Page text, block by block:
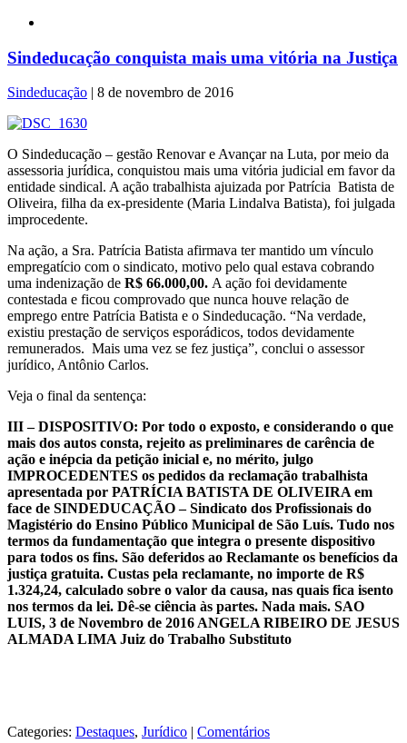
Sindeducação conquista mais uma vitória na Justiça
Sindeducação | 8 de novembro de 2016
O Sindeducação – gestão Renovar e Avançar na Luta, por meio da
assessoria jurídica, conquistou mais uma vitória judicial em favor da
entidade sindical. A ação trabalhista ajuizada por Patrícia Batista de
Oliveira, filha da ex-presidente (Maria Lindalva Batista), foi julgada
improcedente.
Na ação, a Sra. Patrícia Batista afirmava ter mantido um vínculo
empregatício com o sindicato, motivo pelo qual estava cobrando
uma indenização de R$ 66.000,00. A ação foi devidamente
contestada e ficou comprovado que nunca houve relação de
emprego entre Patrícia Batista e o Sindeducação. “Na verdade,
existiu prestação de serviços esporádicos, todos devidamente
remunerados. Mais uma vez se fez justiça”, conclui o assessor
jurídico, Antônio Carlos.
Veja o final da sentença:
III – DISPOSITIVO: Por todo o exposto, e considerando o que
mais dos autos consta, rejeito as preliminares de carência de
ação e inépcia da petição inicial e, no mérito, julgo
IMPROCEDENTES os pedidos da reclamação trabalhista
apresentada por PATRÍCIA BATISTA DE OLIVEIRA em
face de SINDEDUCAÇÃO – Sindicato dos Profissionais do
Magistério do Ensino Público Municipal de São Luís. Tudo nos
termos da fundamentação que integra o presente dispositivo
para todos os fins. São deferidos ao Reclamante os benefícios da
justiça gratuita. Custas pela reclamante, no importe de R$
1.324,24, calculado sobre o valor da causa, nas quais fica isento
nos termos da lei. Dê-se ciência às partes. Nada mais. SAO
LUIS, 3 de Novembro de 2016 ANGELA RIBEIRO DE JESUS
ALMADA LIMA Juiz do Trabalho Substituto
Categories: Destaques, Jurídico | Comentários